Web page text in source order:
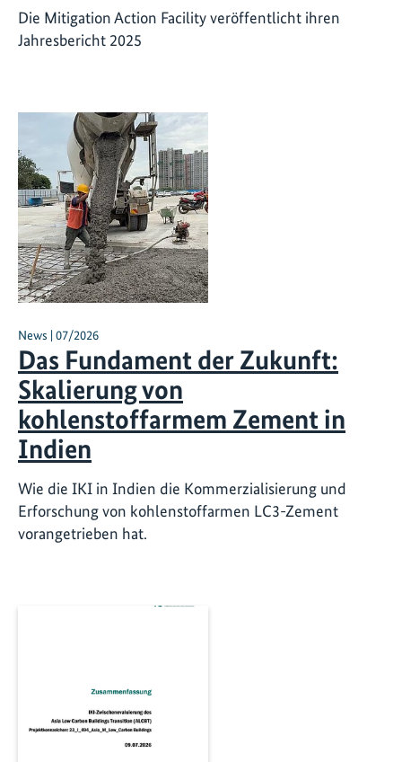
Die Mitigation Action Facility veröffentlicht ihren
Jahresbericht 2025
News | 07/2026
Das Fundament der Zukunft:
Skalierung von
kohlenstoffarmem Zement in
Indien
Wie die IKI in Indien die Kommerzialisierung und
Erforschung von kohlenstoffarmen LC3-Zement
vorangetrieben hat.